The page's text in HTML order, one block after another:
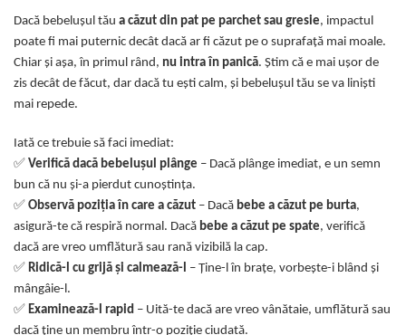
Dacă bebelușul tău a căzut din pat pe parchet sau gresie, impactul
poate fi mai puternic decât dacă ar fi căzut pe o suprafață mai moale.
Chiar și așa, în primul rând, nu intra în panică. Știm că e mai ușor de
zis decât de făcut, dar dacă tu ești calm, și bebelușul tău se va liniști
mai repede.
Iată ce trebuie să faci imediat:
✅ Verifică dacă bebelușul plânge – Dacă plânge imediat, e un semn
bun că nu și-a pierdut cunoștința.
✅ Observă poziția în care a căzut – Dacă bebe a căzut pe burta,
asigură-te că respiră normal. Dacă bebe a căzut pe spate, verifică
dacă are vreo umflătură sau rană vizibilă la cap.
✅ Ridică-l cu grijă și calmează-l – Ține-l în brațe, vorbește-i blând și
mângâie-l.
✅ Examinează-l rapid – Uită-te dacă are vreo vânătaie, umflătură sau
dacă ține un membru într-o poziție ciudată.